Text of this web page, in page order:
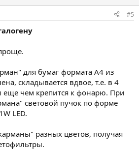
#5
для бумаг формата А4 из
складывается вдвое, т.е. в 4
еще чем крепится к фонарю. При
световой пучок по форме
LED.
разных цветов, получая